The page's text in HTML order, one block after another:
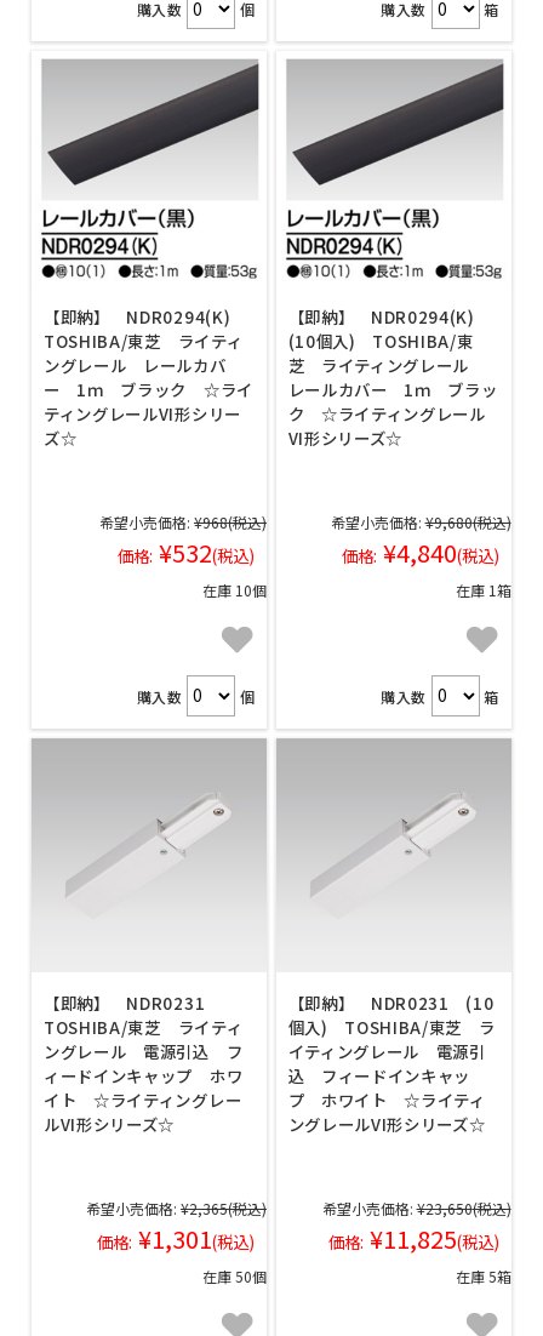
購入数 個 購入数 箱
【即納】 NDR0294(K)
TOSHIBA/東芝 ライティ
ングレール レールカバ
ー 1ｍ ブラック ☆ライ
ティングレールVI形シリー
ズ☆
希望小売価格: ¥968(税込)
価格: ¥532(税込)
在庫 10個
購入数 個
【即納】 NDR0294(K)
(10個入) TOSHIBA/東
芝 ライティングレール
レールカバー 1ｍ ブラッ
ク ☆ライティングレール
VI形シリーズ☆
希望小売価格: ¥9,680(税込)
価格: ¥4,840(税込)
在庫 1箱
購入数 箱
【即納】 NDR0231
TOSHIBA/東芝 ライティ
ングレール 電源引込 フ
ィードインキャップ ホワ
イト ☆ライティングレー
ルVI形シリーズ☆
希望小売価格: ¥2,365(税込)
価格: ¥1,301(税込)
在庫 50個
【即納】 NDR0231 (10
個入) TOSHIBA/東芝 ラ
イティングレール 電源引
込 フィードインキャッ
プ ホワイト ☆ライティ
ングレールVI形シリーズ☆
希望小売価格: ¥23,650(税込)
価格: ¥11,825(税込)
在庫 5箱